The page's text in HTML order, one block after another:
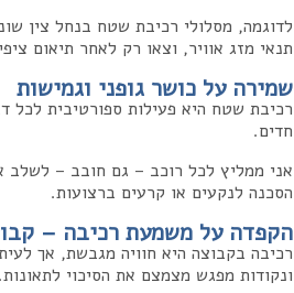
לדוגמה, מסלולי רכיבת שטח בנחל צין
תנאי מזג אוויר, וצאו רק לאחר תיאום
שמירה על כושר גופני וגמישות
חדים.
אני ממליץ לכל רוכב – גם חובב – לשלב
הסכנה לנקעים או קרעים ברצועות.
הקפדה על משמעת רכיבה –
רכיבה בקבוצה היא חוויה מגבשת, אך
ונקודות מפגש מצמצם את הסיכוי לתאונות.